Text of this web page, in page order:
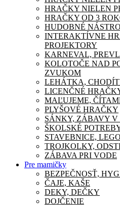
HRAČKY NIELEN
HRAČKY OD 3
HUDOBNÉ
INTERAKTÍVNE
PROJEKTORY
KARNEVAL,
KOLOTOČE NAD
ZVUKOM
LEHÁTKA,
LICENČNÉ
MAĽUJEME,
PLYŠOVÉ HRAČKY
SÁNKY, ZÁBAVY V
ŠKOLSKÉ
STAVEBNICE,
TROJKOLKY,
ZÁBAVA PRI VODE
Pre mamičky
BEZPEČNOSŤ,
ČAJE, KAŠE
DEKY, DEČKY
DOJČENIE